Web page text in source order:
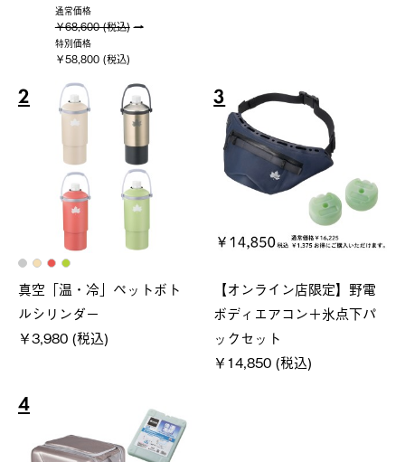
通常価格
￥68,600 (税込)
特別価格
￥58,800 (税込)
2
真空「温・冷」ペットボト
ルシリンダー
￥3,980 (税込)
3
【オンライン店限定】野電
ボディエアコン＋氷点下パ
ックセット
￥14,850 (税込)
4